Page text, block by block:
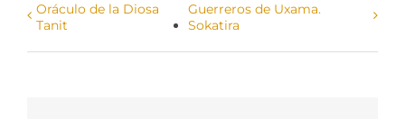
Oráculo de la Diosa
Tanit
Guerreros de Uxama.
Sokatira